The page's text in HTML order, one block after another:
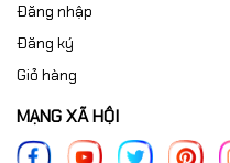
Đăng nhập
Đăng ký
Giỏ hàng
MẠNG XÃ HỘI